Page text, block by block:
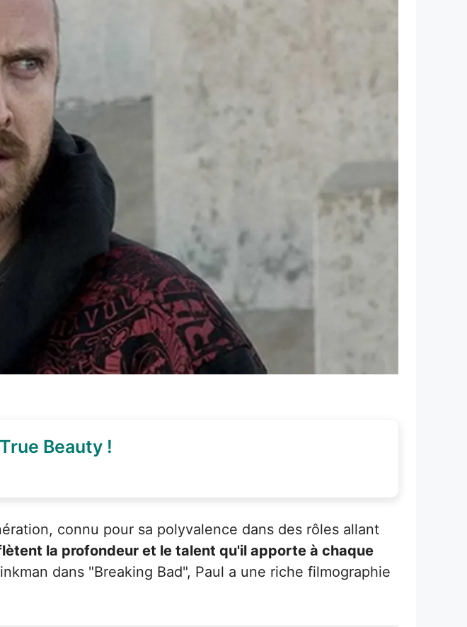
Beauty !
connu pour sa polyvalence dans des rôles allant
la profondeur et le talent qu'il apporte à chaque
dans "Breaking Bad", Paul a une riche filmographie